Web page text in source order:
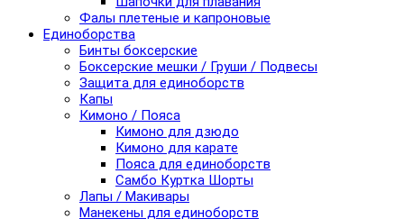
Фалы плетеные и капроновые
Единоборства
Бинты боксерские
Боксерские мешки / Груши / Подвесы
Защита для единоборств
Капы
Кимоно / Пояса
Кимоно для дзюдо
Кимоно для карате
Пояса для единоборств
Самбо Куртка Шорты
Лапы / Макивары
Манекены для единоборств